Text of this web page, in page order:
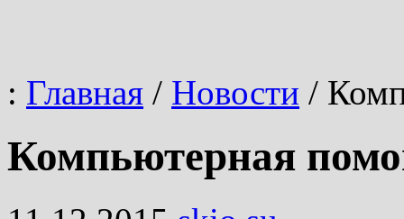
: Главная / Новости /
Компьютерная